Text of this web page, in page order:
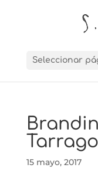
Seleccionar
15 mayo, 2017